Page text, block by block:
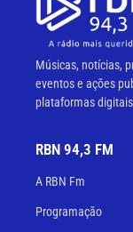
Músicas, notícias,
eventos e ações
plataformas
RBN 94,3 FM
A RBN Fm
Programação